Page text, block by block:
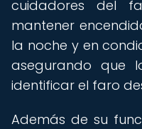
cuidadores del
mantener
la noche y en
asegurando que
identificar el faro
Además de su